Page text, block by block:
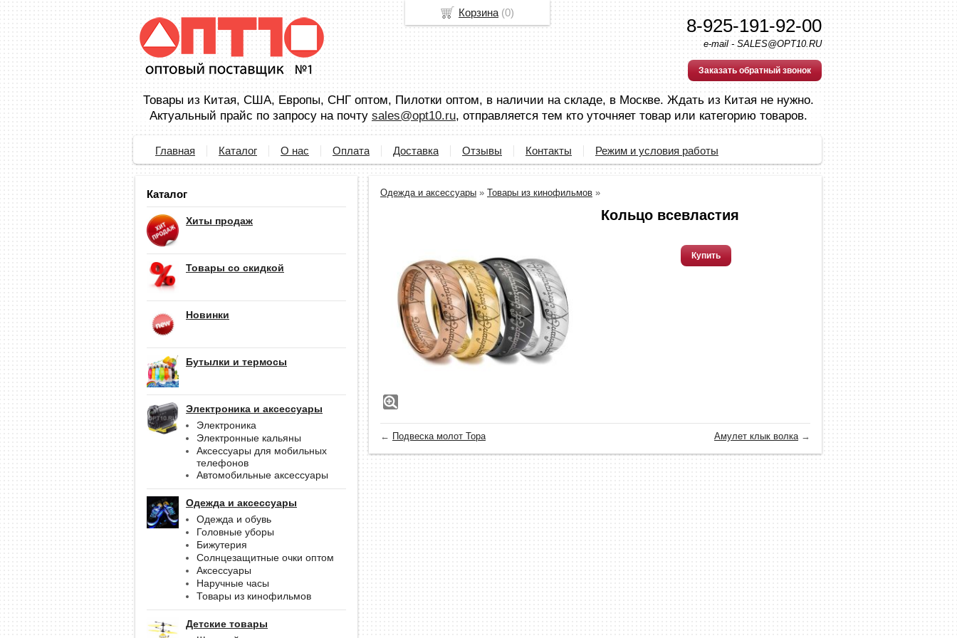
8-925-191-92-00
e-mail - SALES@OPT10.RU
Заказать обратный звонок
Товары из Китая, США, Европы, СНГ оптом, Пилотки оптом, в наличии на складе, в Москве. Ждать из Китая не нужно.
Актуальный прайс по запросу на почту sales@opt10.ru, отправляется тем кто уточняет товар или категорию товаров.
Главная Каталог О нас Оплата Доставка Отзывы Контакты Режим и условия работы
Каталог
Хиты продаж
Товары со скидкой
Новинки
Бутылки и термосы
Электроника и аксессуары
Электроника
Электронные кальяны
Аксессуары для мобильных
телефонов
Автомобильные аксессуары
Одежда и аксессуары
Одежда и обувь
Головные уборы
Бижутерия
Солнцезащитные очки оптом
Аксессуары
Наручные часы
Товары из кинофильмов
Детские товары
Одежда и аксессуары » Товары из кинофильмов »
Кольцо всевластия
Купить
← Подвеска молот Тора Амулет клык волка→
Корзина (0)